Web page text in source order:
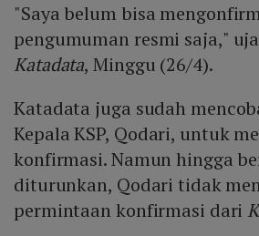
"Saya belum bisa
pengumuman resmi saja,"
Katadata, Minggu (26/4).
Katadata juga sudah
Kepala KSP, Qodari, untuk
konfirmasi. Namun hingga
diturunkan, Qodari tidak
permintaan konfirmasi dari